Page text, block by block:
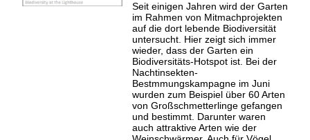
Seit einigen Jahren wird der Garten
im Rahmen von Mitmachprojekten
auf die dort lebende Biodiversität
untersucht. Hier zeigt sich immer
wieder, dass der Garten ein
Biodiversitäts-Hotspot ist. Bei der
Nachtinsekten-
Bestmmungskampagne im Juni
wurden zum Beispiel über 60 Arten
von Großschmetterlinge gefangen
und bestimmt. Darunter waren
auch attraktive Arten wie der